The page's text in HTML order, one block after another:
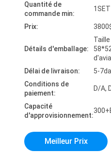
Quantité de
commande min:
1SET
Prix:
Détails d'emballage:
Délai de livraison:
5-
Conditions de
paiement:
D/A,
Capacité
d'approvisionnement:
Meilleur Prix